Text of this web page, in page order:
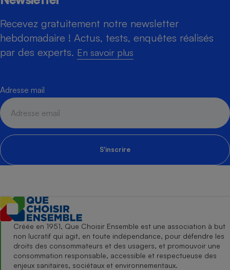
Recevez gratuitement notre newsletter
hebdomadaire ! Actus, tests, enquêtes réalisés
par des experts. En savoir plus
Adresse mail
S'inscrire
Créée en 1951, Que Choisir Ensemble est une association à but
non lucratif qui agit, en toute indépendance, pour défendre les
droits des consommateurs et des usagers, et promouvoir une
consommation responsable, accessible et respectueuse des
enjeux sanitaires, sociétaux et environnementaux.